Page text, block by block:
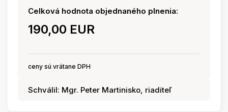
Celková hodnota objednaného plnenia:
190,00 EUR
ceny sú vrátane DPH
Schválil: Mgr. Peter Martinisko, riaditeľ